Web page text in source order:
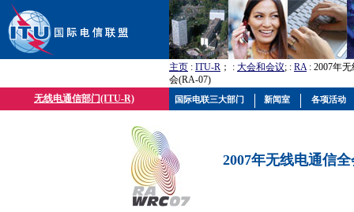
主页 : ITU-R ； : 大会和会议; : RA: 2007年
会(RA-07)
无线电通信部门(ITU-R)
2007年无线电通信
国际电联三大部门 新闻室 各项活动